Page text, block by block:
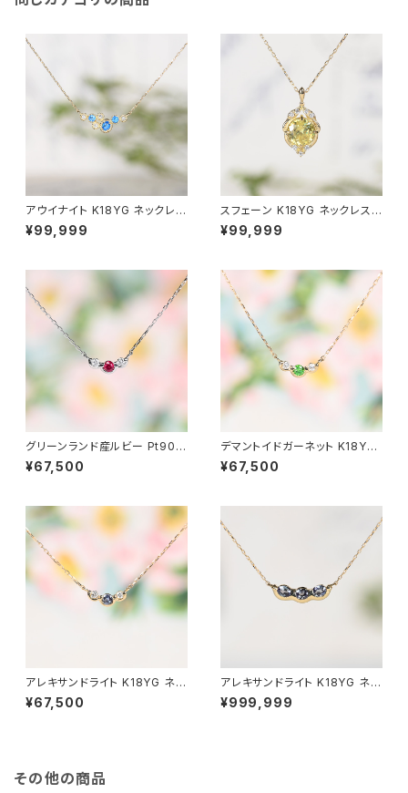
アウイナイト K18YG ネックレス
（GH2024）
¥99,999
スフェーン K18YG ネックレス
（JK44915A）
¥99,999
グリーンランド産ルビー Pt900
ネックレス（GH2065プチクィー
ン）
¥67,500
デマントイドガーネット K18YG
ネックレス（GH2065プチクィー
ン）
¥67,500
アレキサンドライト K18YG ネッ
クレス（GH2065プチクィーン）
¥67,500
アレキサンドライト K18YG ネッ
クレス（GH2065Aクィーン）
¥999,999
その他の商品